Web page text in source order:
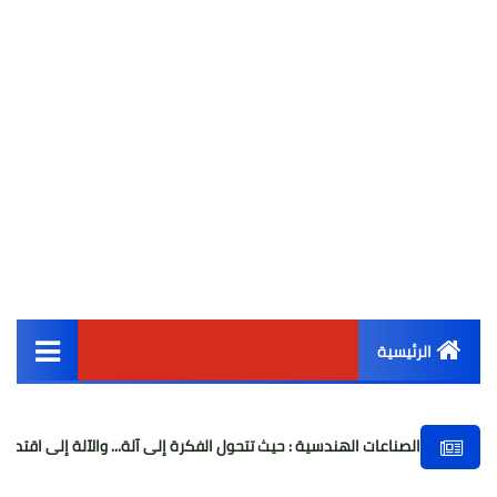
الرئيسية
أخبار مصر
: حيث تتحول الفكرة إلى آلة... والآلة إلى اقتصاد صُنّاع المجد براعم 2014 وقطاع